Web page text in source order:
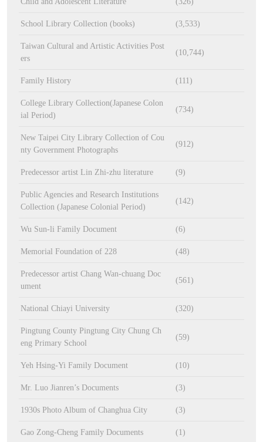
School Library Collection (books) (3,533)
Taiwan Cultural and Artistic Activities Post
ers
(10,744)
Family History (111)
College Library Collection(Japanese Colon
ial Period)
(734)
New Taipei City Library Collection of Cou
nty Government Photographs
(912)
Predecessor artist Lin Zhi-zhu literature (9)
Public Agencies and Research Institutions
Collection (Japanese Colonial Period)
(142)
Wu Sun-li Family Document (6)
Memorial Foundation of 228 (48)
Predecessor artist Chang Wan-chuang Doc
ument
(561)
National Chiayi University (320)
Pingtung County Pingtung City Chung Ch
eng Primary School
(59)
Yeh Hsing-Yi Family Document (10)
Mr. Luo Jianren’s Documents (3)
1930s Photo Album of Changhua City (3)
Gao Zong-Cheng Family Documents (1)